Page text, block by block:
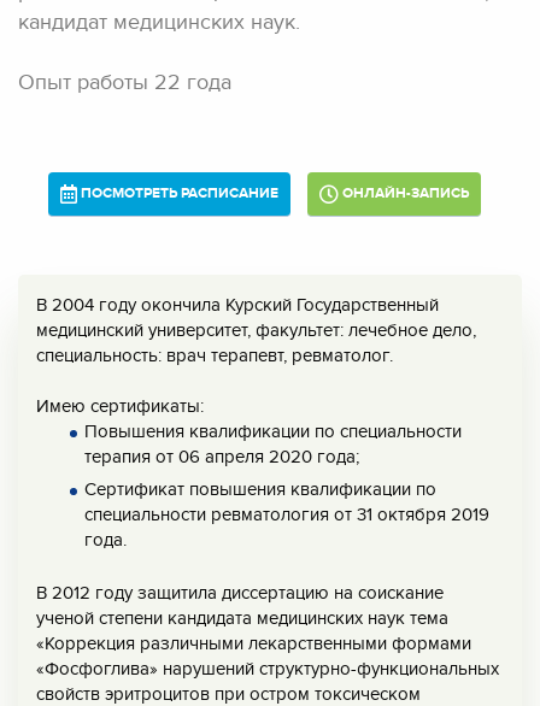
кандидат медицинских наук.
Опыт работы 22 года
ПОСМОТРЕТЬ РАСПИСАНИЕ ОНЛАЙН-ЗАПИСЬ
В 2004 году окончила Курский Государственный
медицинский университет, факультет: лечебное дело,
специальность: врач терапевт, ревматолог.
Имею сертификаты:
Повышения квалификации по специальности
терапия от 06 апреля 2020 года;
Сертификат повышения квалификации по
специальности ревматология от 31 октября 2019
года.
В 2012 году защитила диссертацию на соискание
ученой степени кандидата медицинских наук тема
«Коррекция различными лекарственными формами
«Фосфоглива» нарушений структурно-функциональных
свойств эритроцитов при остром токсическом